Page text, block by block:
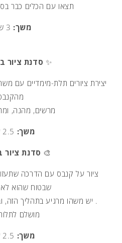
תצאו עם הכלים כבר
משך: 3 שעות
✨ סדנת ציור
יצירת ציורים תלת-מימדיים עם
מרשים, מהנה,
משך:
🎨 סדנת ציור
ציור על קנבס עם הדרכה
שבטוח שהוא לא
. יש משהו מרגיע בתהליך הזה,
מושלם
משך: